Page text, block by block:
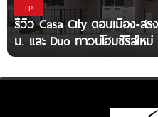
EP
รีวิว Casa City ดอนเมือง-สร
ม. และ Duo ทาวน์โฮมซีรีส์ใหม่